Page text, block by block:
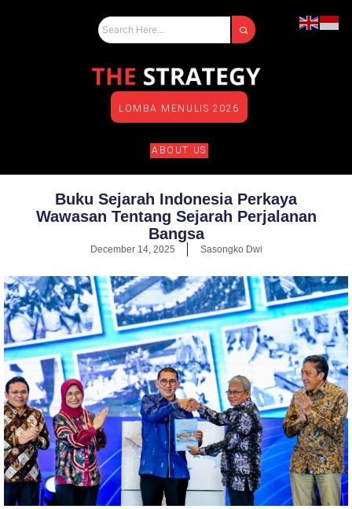
LOMBA MENULIS 2026
ABOUT US
Buku Sejarah Indonesia Perkaya
Wawasan Tentang Sejarah Perjalanan
Bangsa
December 14, 2025 Sasongko Dwi